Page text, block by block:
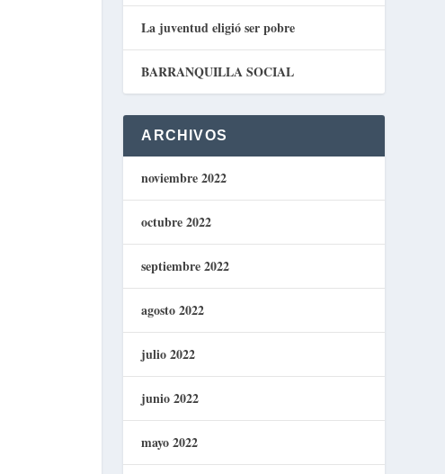
La juventud eligió ser pobre
BARRANQUILLA SOCIAL
ARCHIVOS
noviembre 2022
octubre 2022
septiembre 2022
agosto 2022
julio 2022
junio 2022
mayo 2022